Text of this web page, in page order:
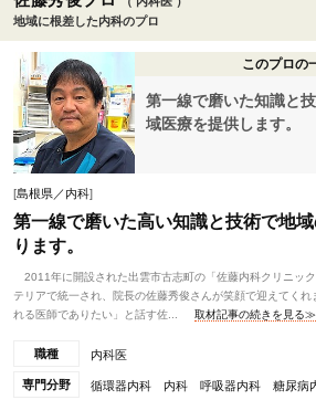
地域に根差した内科のプロ
このプロの
第一線で磨いた知識と
域医療を提供します。
[島根県／内科]
第一線で磨いた高い知識と技術で地
ります。
2011年に開設された出雲市古志町の「佐藤内科クリニッ
テリアで統一され、院長の佐藤秀俊さんが笑顔で迎えてくれ
れる医師でありたい」と話す佐...
取材記事の続きを見る≫
職種 内科医
専門分野 循環器内科 内科 呼吸器内科 糖尿病